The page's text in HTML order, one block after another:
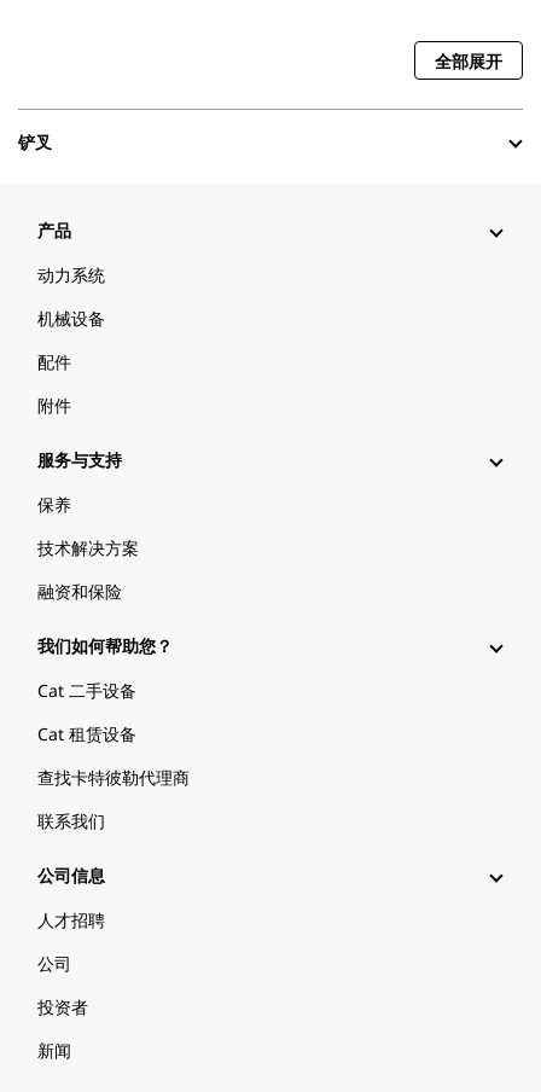
全部展开
铲叉
产品
动力系统
机械设备
配件
附件
服务与支持
保养
技术解决方案
融资和保险
我们如何帮助您？
Cat 二手设备
Cat 租赁设备
查找卡特彼勒代理商
联系我们
公司信息
人才招聘
公司
投资者
新闻